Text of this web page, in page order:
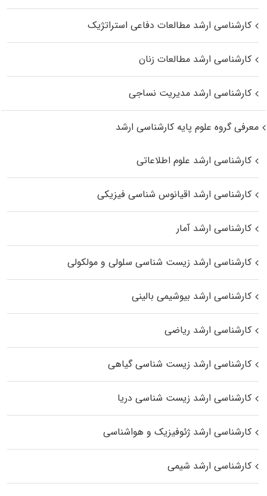
کارشناسی ارشد مطالعات دفاعی استراتژیک
کارشناسی ارشد مطالعات زنان
کارشناسی ارشد مدیریت نساجی
معرفی گروه علوم پایه کارشناسی ارشد
کارشناسی ارشد علوم اطلاعاتی
کارشناسی ارشد اقیانوس‌ شناسی فیزیکی
کارشناسی ارشد آمار
کارشناسی ارشد زیست شناسی سلولی و مولکولی
کارشناسی ارشد بیوشیمی بالینی
کارشناسی ارشد ریاضی
کارشناسی ارشد زیست‌ شناسی گیاهی
کارشناسی ارشد زیست‌ شناسی دریا
کارشناسی ارشد ژئوفیزیک و هواشناسی
کارشناسی ارشد شیمی